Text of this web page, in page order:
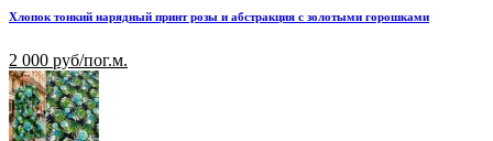
Хлопок тонкий нарядный принт розы и абстракция с золотыми горошками
2 000 руб/пог.м.